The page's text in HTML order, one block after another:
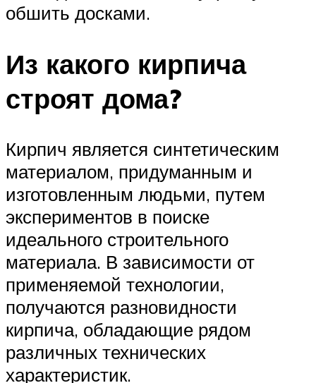
обшить досками.
Из какого кирпича
строят дома?
Кирпич является синтетическим
материалом, придуманным и
изготовленным людьми, путем
экспериментов в поиске
идеального строительного
материала. В зависимости от
применяемой технологии,
получаются разновидности
кирпича, обладающие рядом
различных технических
характеристик.